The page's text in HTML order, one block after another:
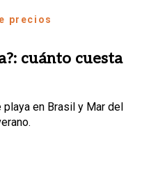
precios
cuánto cuesta
en Brasil y Mar del